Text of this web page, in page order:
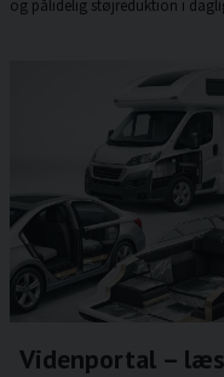
og pålidelig støjreduktion i
Videnportal –